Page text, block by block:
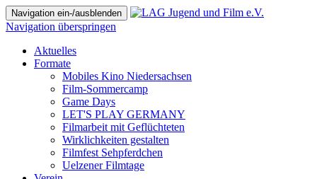
Navigation ein-/ausblenden
Navigation überspringen
Aktuelles
Formate
Mobiles Kino Niedersachsen
Film-Sommercamp
Game Days
LET'S PLAY GERMANY
Filmarbeit mit Geflüchteten
Wirklichkeiten gestalten
Filmfest Sehpferdchen
Uelzener Filmtage